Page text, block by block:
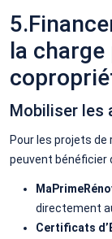
la
Mobiliser les
Pour les projets de
peuvent bénéficier
directement
Certificats